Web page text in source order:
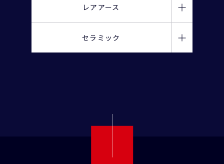
シリコン/ナノ超微粉末
シリコン/スラッジ
α相/β相 窒化ケイ素
炭化ジルコニウム(ZrC)
炭化ニオブ(NbC)
炭化タンタル(TaC)
29) 銅 (Cu)
30) 亜鉛 (Zn)
03) リチウム (Li)
12) マグネシウム (Mg)
28) ニッケル (Ni)
31) ガリウム (Ga)
レアアース
21) スカンジウム (Sc)
58) セリウム (Ce)
59) プラセオジム (Pr)
セラミック
炭化物
ホウ化物